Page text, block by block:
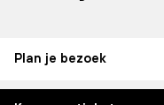
Plan je bezoek